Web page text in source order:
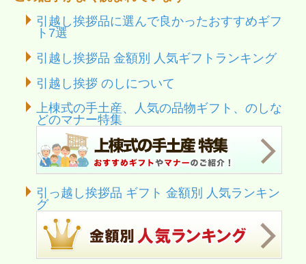
引越し挨拶品に選んで良かったおすすめギフ
ト7選
引越し挨拶品 金額別 人気ギフトランキング
引越し挨拶 のしについて
上棟式の手土産、人気の品物ギフト、のしな
どのマナー特集
引っ越し挨拶品 ギフト 金額別 人気ランキン
グ